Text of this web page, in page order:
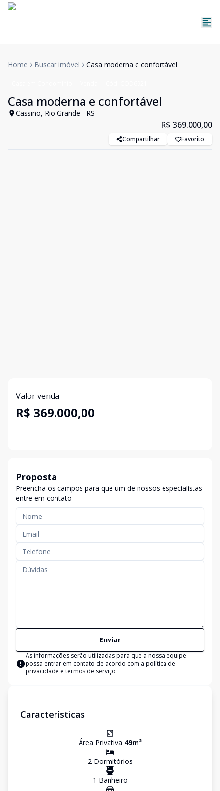
Home Buscar imóvel Casa moderna e confortável
Casa moderna e confortável
Cassino, Rio Grande - RS
R$ 369.000,00
Compartilhar Favorito
Valor venda
R$ 369.000,00
Proposta
Preencha os campos para que um de nossos especialistas
entre em contato
Enviar
As informações serão utilizadas para que a nossa equipe
possa entrar em contato de acordo com a política de
privacidade e termos de serviço
Características
Área Privativa 49m²
2Dormitórios
1 Banheiro